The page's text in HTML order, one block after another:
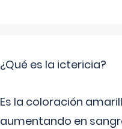
¿Qué es la ictericia?
Es la coloración
aumentando en